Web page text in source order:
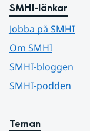
SMHI-länkar
Jobba på SMHI
Om SMHI
SMHI-bloggen
SMHI-podden
Teman